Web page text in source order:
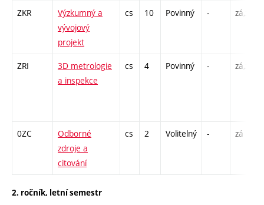
ZKR
Výzkumný a
vývojový
projekt
cs 10 Povinný - zá,zk
ZRI
3D metrologie
a inspekce
cs 4 Povinný - zá,zk
0ZC
Odborné
zdroje a
citování
cs 2 Volitelný - zá
2. ročník, letní semestr